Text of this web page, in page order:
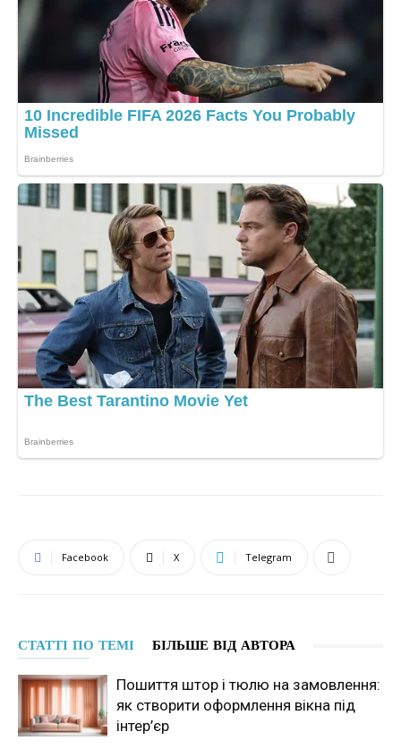
Facebook X Telegram
СТАТТІ ПО ТЕМІ БІЛЬШЕ ВІД АВТОРА
Пошиття штор і тюлю на замовлення:
як створити оформлення вікна під
інтер’єр